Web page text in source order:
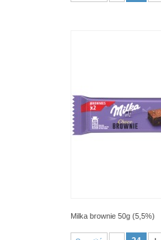
Milka brownie 50g (5,5%)